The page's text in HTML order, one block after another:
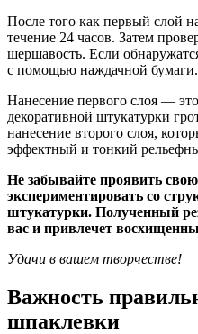
После того как первый слой
течение 24 часов. Затем
шершавость. Если
с помощью наждачной бумаги.
Нанесение первого слоя —
декоративной штукатурки
нанесение второго слоя,
эффектный и тонкий
Не забывайте проявить
экспериментировать со
штукатурки. Полученный
вас и привлечет
Удачи в вашем творчестве!
Важность
шпаклевки